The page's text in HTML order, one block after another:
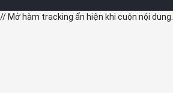
// Mở hàm tracking ẩn hiện khi cuộn nội dung.